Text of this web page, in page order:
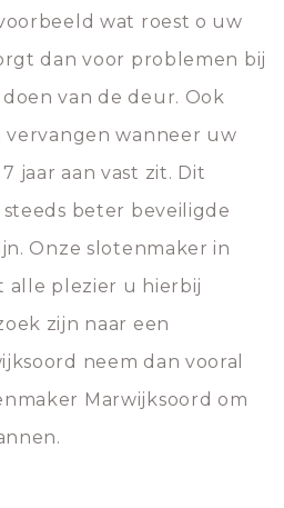
wat roest o uw
dan voor problemen bij
van de deur. Ook
wanneer uw
jaar aan vast zit. Dit
beter beveiligde
Onze slotenmaker in
alle plezier u hierbij
zijn naar een
neem dan vooral
Marwijksoord om